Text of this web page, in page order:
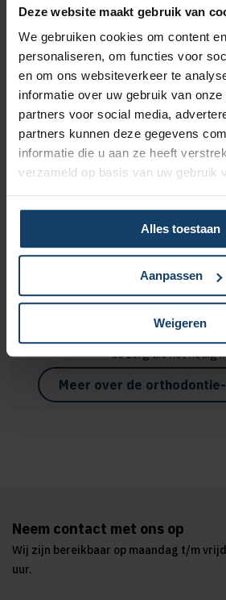
Deze website maakt gebruik van
We gebruiken cookies om content
personaliseren, om functies voor
en om ons websiteverkeer te
informatie over uw gebruik van
partners voor social media,
partners kunnen deze gegevens
informatie die u aan ze heeft
verzameld op basis van uw gebruik
Alles toestaan
Aanpassen
Weigeren
Korting op vrijwillig
Wil je een lagere zorgpremie? Dan
risico van € 385 verhogen met een
maximaal € 500. Hoe hoger het
meer korting op de
Geen wachttijd voor
Wil je een orthodontieverzekering
omdat jouw kind een beugel
de zorg die het nodig
Meer over de
Neem contact met ons op
Wij zijn bereikbaar op maandag t/m
uur.